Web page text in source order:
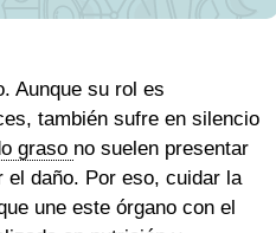
Aunque su rol es
también sufre en silencio
graso no suelen presentar
daño. Por eso, cuidar la
une este órgano con el